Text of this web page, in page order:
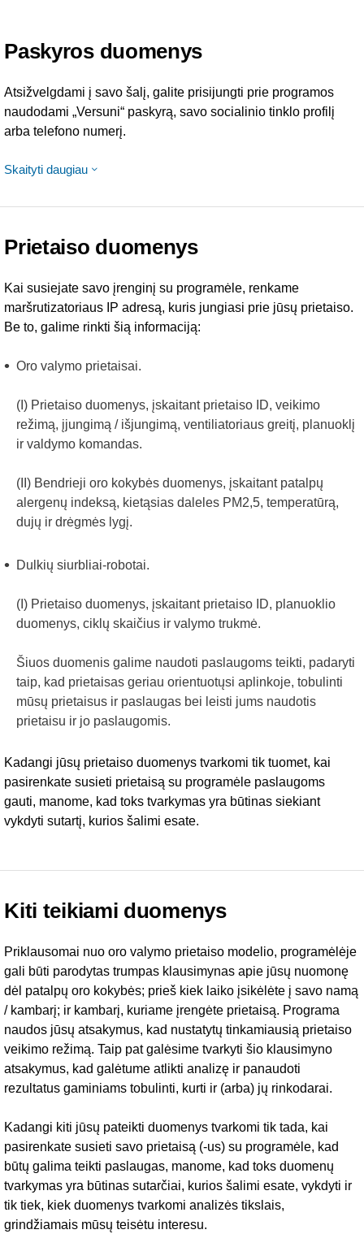
Paskyros duomenys
Atsižvelgdami į savo šalį, galite prisijungti prie programos
naudodami „Versuni“ paskyrą, savo socialinio tinklo profilį
arba telefono numerį.
Skaityti daugiau
Prietaiso duomenys
Kai susiejate savo įrenginį su programėle, renkame
maršrutizatoriaus IP adresą, kuris jungiasi prie jūsų prietaiso.
Be to, galime rinkti šią informaciją:
Oro valymo prietaisai.
(I) Prietaiso duomenys, įskaitant prietaiso ID, veikimo
režimą, įjungimą / išjungimą, ventiliatoriaus greitį, planuoklį
ir valdymo komandas.
(II) Bendrieji oro kokybės duomenys, įskaitant patalpų
alergenų indeksą, kietąsias daleles PM2,5, temperatūrą,
dujų ir drėgmės lygį.
Dulkių siurbliai-robotai.
(I) Prietaiso duomenys, įskaitant prietaiso ID, planuoklio
duomenys, ciklų skaičius ir valymo trukmė.
Šiuos duomenis galime naudoti paslaugoms teikti, padaryti
taip, kad prietaisas geriau orientuotųsi aplinkoje, tobulinti
mūsų prietaisus ir paslaugas bei leisti jums naudotis
prietaisu ir jo paslaugomis.
Kadangi jūsų prietaiso duomenys tvarkomi tik tuomet, kai
pasirenkate susieti prietaisą su programėle paslaugoms
gauti, manome, kad toks tvarkymas yra būtinas siekiant
vykdyti sutartį, kurios šalimi esate.
Kiti teikiami duomenys
Priklausomai nuo oro valymo prietaiso modelio, programėlėje
gali būti parodytas trumpas klausimynas apie jūsų nuomonę
dėl patalpų oro kokybės; prieš kiek laiko įsikėlėte į savo namą
/ kambarį; ir kambarį, kuriame įrengėte prietaisą. Programa
naudos jūsų atsakymus, kad nustatytų tinkamiausią prietaiso
veikimo režimą. Taip pat galėsime tvarkyti šio klausimyno
atsakymus, kad galėtume atlikti analizę ir panaudoti
rezultatus gaminiams tobulinti, kurti ir (arba) jų rinkodarai.
Kadangi kiti jūsų pateikti duomenys tvarkomi tik tada, kai
pasirenkate susieti savo prietaisą (-us) su programėle, kad
būtų galima teikti paslaugas, manome, kad toks duomenų
tvarkymas yra būtinas sutarčiai, kurios šalimi esate, vykdyti ir
tik tiek, kiek duomenys tvarkomi analizės tikslais,
grindžiamais mūsų teisėtu interesu.